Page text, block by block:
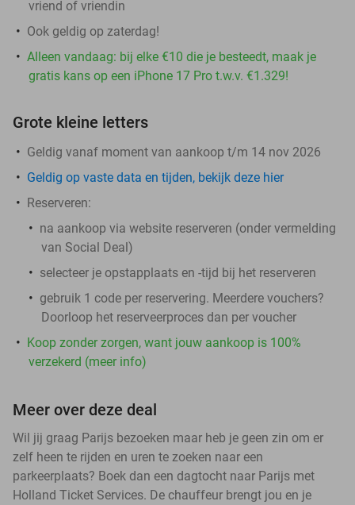
vriend of vriendin
Ook geldig op zaterdag!
Alleen vandaag: bij elke €10 die je besteedt, maak je
gratis kans op een iPhone 17 Pro t.w.v. €1.329!
Grote kleine letters
Geldig vanaf moment van aankoop t/m 14 nov 2026
Geldig op vaste data en tijden, bekijk deze hier
Reserveren:
na aankoop via website reserveren (onder vermelding
van Social Deal)
selecteer je opstapplaats en -tijd bij het reserveren
gebruik 1 code per reservering. Meerdere vouchers?
Doorloop het reserveerproces dan per voucher
Koop zonder zorgen, want jouw aankoop is 100%
verzekerd (meer info)
Meer over deze deal
Wil jij graag Parijs bezoeken maar heb je geen zin om er
zelf heen te rijden en uren te zoeken naar een
parkeerplaats? Boek dan een dagtocht naar Parijs met
Holland Ticket Services. De chauffeur brengt jou en je